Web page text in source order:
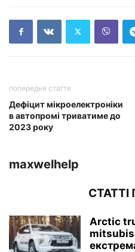
попередня стаття
Дефіцит мікроелектроніки
в автопромі триватиме до
2023 року
maxwelhelp
СТАТТІ
Arctic